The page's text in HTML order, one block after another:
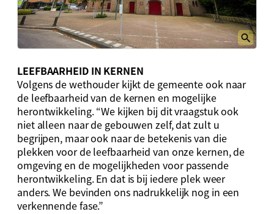
LEEFBAARHEID IN KERNEN
Volgens de wethouder kijkt de gemeente ook naar
de leefbaarheid van de kernen en mogelijke
herontwikkeling. “We kijken bij dit vraagstuk ook
niet alleen naar de gebouwen zelf, dat zult u
begrijpen, maar ook naar de betekenis van die
plekken voor de leefbaarheid van onze kernen, de
omgeving en de mogelijkheden voor passende
herontwikkeling. En dat is bij iedere plek weer
anders. We bevinden ons nadrukkelijk nog in een
verkennende fase.”